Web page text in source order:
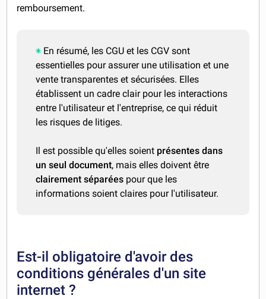
remboursement.
En résumé, les CGU et les CGV sont
essentielles pour assurer une utilisation et une
vente transparentes et sécurisées. Elles
établissent un cadre clair pour les interactions
entre l'utilisateur et l'entreprise, ce qui réduit
les risques de litiges.
Il est possible qu'elles soient présentes dans
un seul document, mais elles doivent être
clairement séparées pour que les
informations soient claires pour l'utilisateur.
Est-il obligatoire d'avoir des
conditions générales d'un site
internet ?